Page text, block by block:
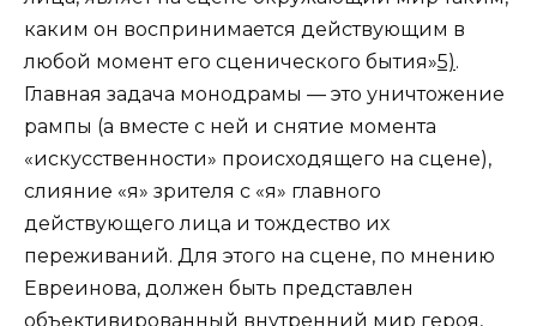
каким он воспринимается действующим в
любой момент его сценического бытия»5).
Главная задача монодрамы — это уничтожение
рампы (а вместе с ней и снятие момента
«искусственности» происходящего на сцене),
слияние «я» зрителя с «я» главного
действующего лица и тождество их
переживаний. Для этого на сцене, по мнению
Евреинова, должен быть представлен
объективированный внутренний мир героя,